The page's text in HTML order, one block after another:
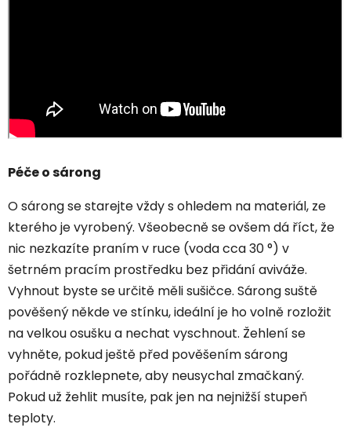
Péče o sárong
O sárong se starejte vždy s ohledem na materiál, ze
kterého je vyrobený. Všeobecně se ovšem dá říct, že
nic nezkazíte praním v ruce (voda cca 30 °) v
šetrném pracím prostředku bez přidání aviváže.
Vyhnout byste se určitě měli sušičce. Sárong suště
pověšený někde ve stínku, ideální je ho volně rozložit
na velkou osušku a nechat vyschnout. Žehlení se
vyhněte, pokud ještě před pověšením sárong
pořádně rozklepnete, aby neusychal zmačkaný.
Pokud už žehlit musíte, pak jen na nejnižší stupeň
teploty.